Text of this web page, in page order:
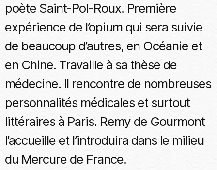
poète Saint-Pol-Roux. Première
expérience de l’opium qui sera suivie
de beaucoup d’autres, en Océanie et
en Chine. Travaille à sa thèse de
médecine. Il rencontre de nombreuses
personnalités médicales et surtout
littéraires à Paris. Remy de Gourmont
l’accueille et l’introduira dans le milieu
du Mercure de France.